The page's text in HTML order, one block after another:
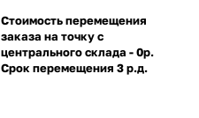
Стоимость перемещения
заказа на точку с
центрального склада - 0р.
Срок перемещения 3 р.д.